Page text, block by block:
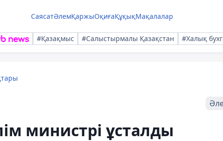
СаясатӘлемҚаржыОқиғаҚұқықМақалалар
#Қазақмыс #Салыстырмалы Қазақстан #Халық
министрі ұсталды